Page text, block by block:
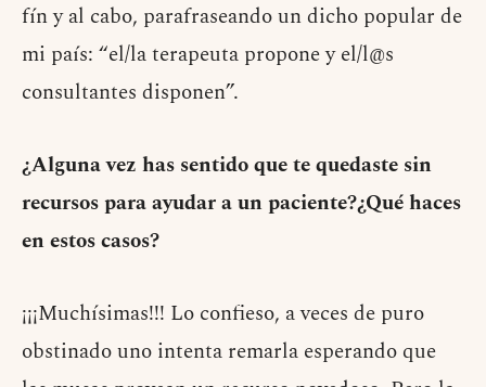
fín y al cabo, parafraseando un dicho popular de
mi país: “el/la terapeuta propone y el/l@s
consultantes disponen”.
¿Alguna vez has sentido que te quedaste sin
recursos para ayudar a un paciente?¿Qué haces
en estos casos?
¡¡¡Muchísimas!!! Lo confieso, a veces de puro
obstinado uno intenta remarla esperando que